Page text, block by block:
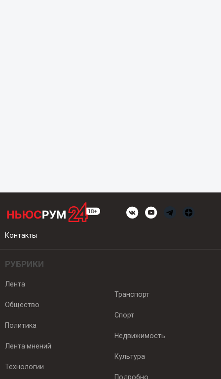
Контакты
РУБРИКИ
Лента
Общество
Политика
Лента мнений
Технологии
Транспорт
Спорт
Недвижимость
Культура
Подробно